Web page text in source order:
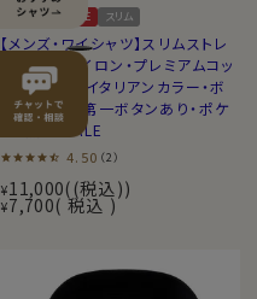
送料無料 SALE スリム
【メンズ・ワイシャツ】スリムストレ
ッチ・ノンアイロン・プレミアムコッ
トン・ニット・イタリアンカラー・ボ
タンダウン・第一ボタンあり・ポケ
ット無し・SALE
4.50 （2）
¥11,000 (税込)
¥7,700 税込